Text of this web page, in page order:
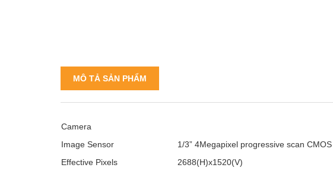
MÔ TẢ SẢN PHẨM
Camera
Image Sensor
1/3” 4Megapixel progressive scan CMOS
Effective Pixels
2688(H)x1520(V)